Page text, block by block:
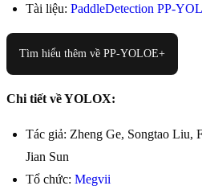
Tài liệu: PaddleDetection PP-
Tìm hiểu thêm về PP-YOLOE+
Chi tiết về YOLOX:
Tác giả: Zheng Ge, Songtao Liu,
Jian Sun
Tổ chức: Megvii